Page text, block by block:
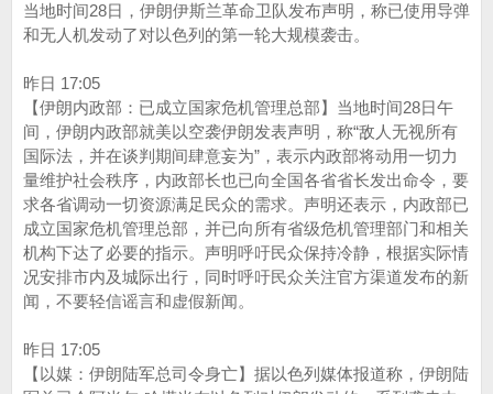
当地时间28日，伊朗伊斯兰革命卫队发布声明，称已使用导弹
和无人机发动了对以色列的第一轮大规模袭击。
昨日 17:05
【伊朗内政部：已成立国家危机管理总部】当地时间28日午
间，伊朗内政部就美以空袭伊朗发表声明，称“敌人无视所有
国际法，并在谈判期间肆意妄为”，表示内政部将动用一切力
量维护社会秩序，内政部长也已向全国各省省长发出命令，要
求各省调动一切资源满足民众的需求。声明还表示，内政部已
成立国家危机管理总部，并已向所有省级危机管理部门和相关
机构下达了必要的指示。声明呼吁民众保持冷静，根据实际情
况安排市内及城际出行，同时呼吁民众关注官方渠道发布的新
闻，不要轻信谣言和虚假新闻。
昨日 17:05
【以媒：伊朗陆军总司令身亡】据以色列媒体报道称，伊朗陆